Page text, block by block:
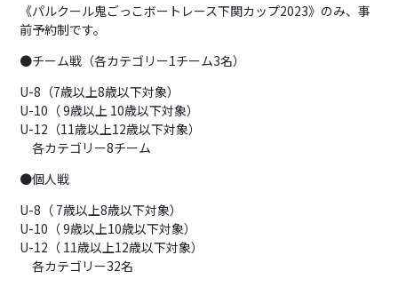
《パルクール鬼ごっこボートレース下関カップ2023》のみ、事
前予約制です。
●チーム戦（各カテゴリー1チーム3名）
U-8（7歳以上8歳以下対象）
U-10（ 9歳以上 10歳以下対象）
U-12（11歳以上12歳以下対象）
各カテゴリー8チーム
●個人戦
U-8（ 7歳以上8歳以下対象）
U-10（ 9歳以上10歳以下対象）
U-12（ 11歳以上12歳以下対象）
各カテゴリー32名